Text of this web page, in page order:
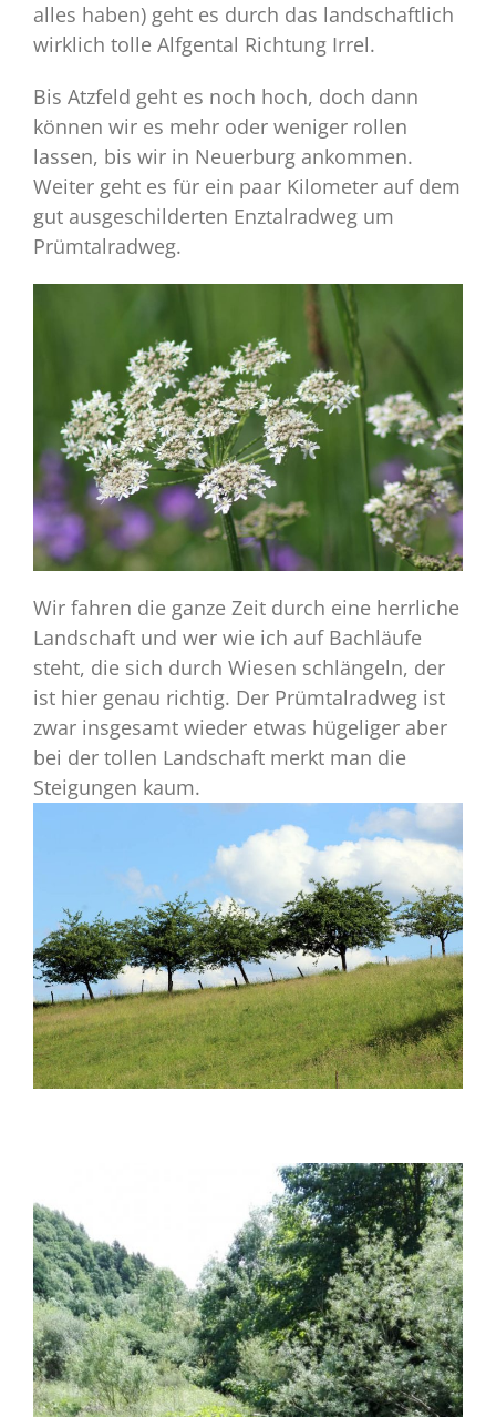
alles haben) geht es durch das landschaftlich
wirklich tolle Alfgental Richtung Irrel.
Bis Atzfeld geht es noch hoch, doch dann
können wir es mehr oder weniger rollen
lassen, bis wir in Neuerburg ankommen.
Weiter geht es für ein paar Kilometer auf dem
gut ausgeschilderten Enztalradweg um
Prümtalradweg.
Wir fahren die ganze Zeit durch eine herrliche
Landschaft und wer wie ich auf Bachläufe
steht, die sich durch Wiesen schlängeln, der
ist hier genau richtig. Der Prümtalradweg ist
zwar insgesamt wieder etwas hügeliger aber
bei der tollen Landschaft merkt man die
Steigungen kaum.